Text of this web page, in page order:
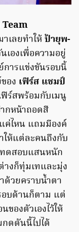
Team
เลยทำให้ ป้ายุพ-
องเพื่อความอยู่
การแข่งขันรอบนี้
อง เฟิร์ส แชมป์
ฟิร์สพร้อมกับเมนู
กหน้าถอดสี
ค่ไหน แถมมีองค์
ให้แต่ละคนถึงกับ
ทดสอบแสนหนัก
งก็ทุ่มเทและมุ่ง
วยคราบน้ำตา
บด้านก็ตาม แต่
องตัวเองไว้ให้
ดดันนี้ไปได้